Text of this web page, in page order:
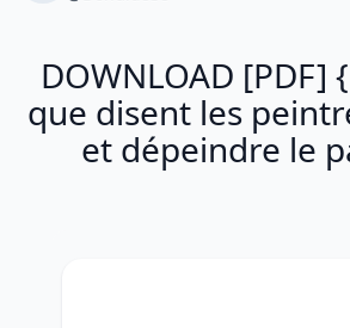
DOWNLOAD [PDF]
que disent les
et dépeindre le